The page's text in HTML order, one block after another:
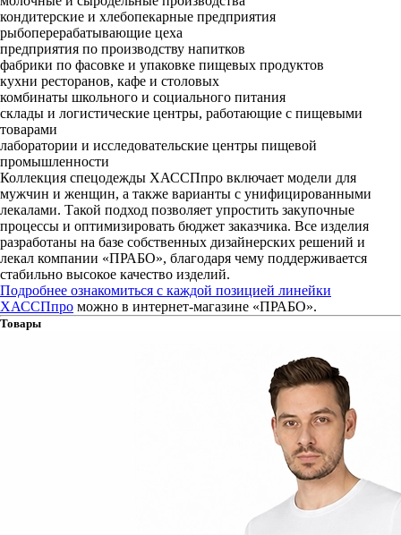
кондитерские и хлебопекарные предприятия
рыбоперерабатывающие цеха
предприятия по производству напитков
фабрики по фасовке и упаковке пищевых продуктов
кухни ресторанов, кафе и столовых
комбинаты школьного и социального питания
склады и логистические центры, работающие с пищевыми
товарами
лаборатории и исследовательские центры пищевой
промышленности
Коллекция спецодежды ХАССПпро включает модели для
мужчин и женщин, а также варианты с унифицированными
лекалами. Такой подход позволяет упростить закупочные
процессы и оптимизировать бюджет заказчика. Все изделия
разработаны на базе собственных дизайнерских решений и
лекал компании «ПРАБО», благодаря чему поддерживается
стабильно высокое качество изделий.
Подробнее ознакомиться с каждой позицией линейки
ХАССПпро можно в интернет-магазине «ПРАБО».
Товары